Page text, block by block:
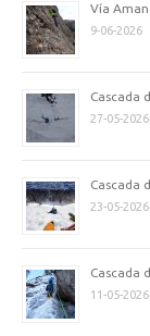
Vía
9-06-2026
Cascada
27-05-2026
Cascada
23-05-2026
Cascada
11-05-2026